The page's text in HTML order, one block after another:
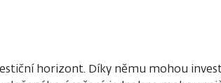
horizont. Díky němu mohou